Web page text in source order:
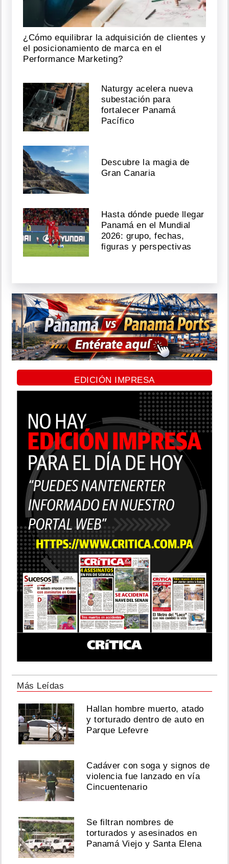
¿Cómo equilibrar la adquisición de clientes y
el posicionamiento de marca en el
Performance Marketing?
Naturgy acelera nueva
subestación para
fortalecer Panamá
Pacífico
Descubre la magia de
Gran Canaria
Hasta dónde puede llegar
Panamá en el Mundial
2026: grupo, fechas,
figuras y perspectivas
EDICIÓN IMPRESA
Más Leídas
Hallan hombre muerto, atado
y torturado dentro de auto en
Parque Lefevre
Cadáver con soga y signos de
violencia fue lanzado en vía
Cincuentenario
Se filtran nombres de
torturados y asesinados en
Panamá Viejo y Santa Elena